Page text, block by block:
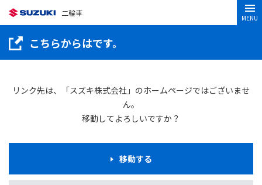
二輪車
MENU
こちらからはです。
リンク先は、「スズキ株式会社」のホームページではございませ
ん。
移動してよろしいですか？
移動する